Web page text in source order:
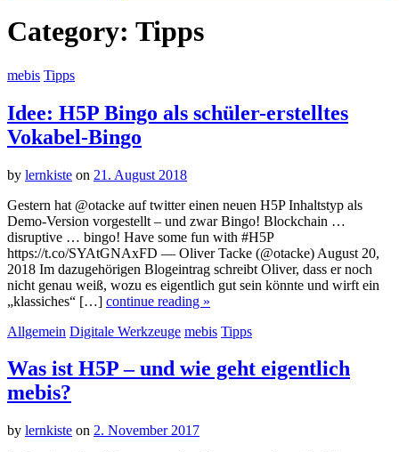
Category: Tipps
mebis Tipps
Idee: H5P Bingo als schüler-erstelltes
Vokabel-Bingo
by lernkiste on 21. August 2018
Gestern hat @otacke auf twitter einen neuen H5P Inhaltstyp als
Demo-Version vorgestellt – und zwar Bingo! Blockchain …
disruptive … bingo! Have some fun with #H5P
https://t.co/SYAtGNAxFD — Oliver Tacke (@otacke) August 20,
2018 Im dazugehörigen Blogeintrag schreibt Oliver, dass er noch
nicht genau weiß, wozu es eigentlich gut sein könnte und wirft ein
„klassiches“ […] continue reading »
Allgemein Digitale Werkzeuge mebis Tipps
Was ist H5P – und wie geht eigentlich
mebis?
by lernkiste on 2. November 2017